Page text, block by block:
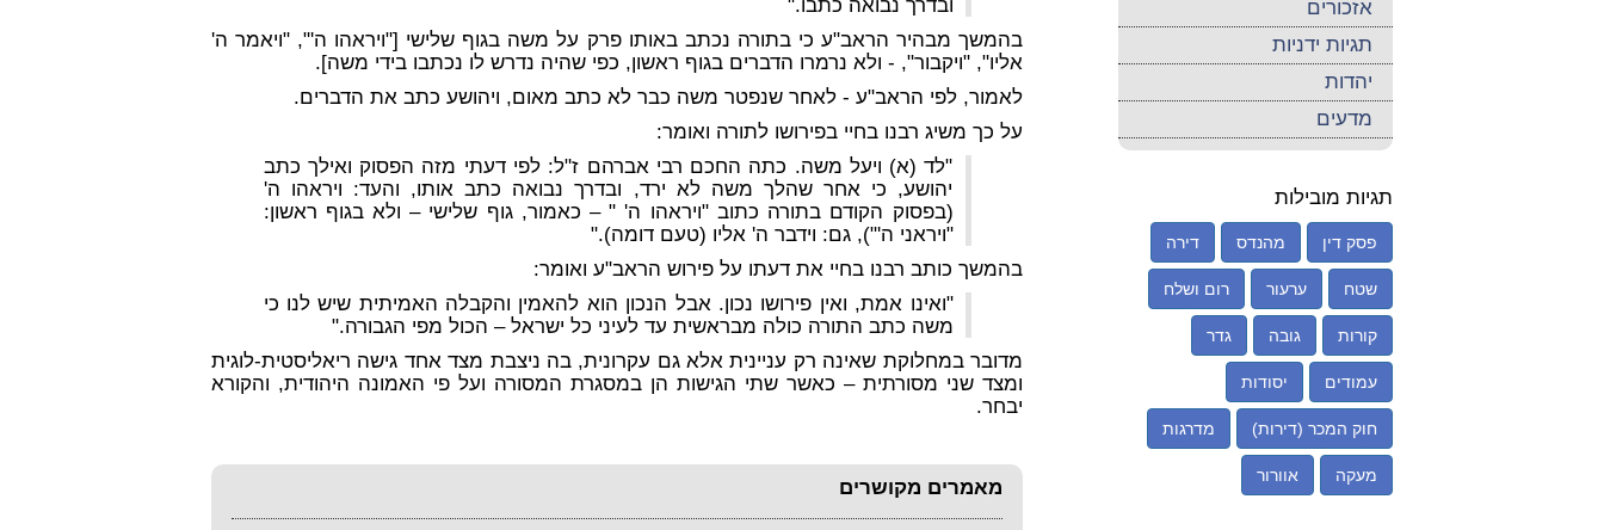
ובדרך נבואה כתבו."
בהמשך מבהיר הראב"ע כי בתורה נכתב באותו פרק על משה בגוף שלישי ["ויראהו ה'", "ויאמר ה'
אליו", "ויקבור", - ולא נרמרו הדברים בגוף ראשון, כפי שהיה נדרש לו נכתבו בידי משה].
לאמור, לפי הראב"ע - לאחר שנפטר משה כבר לא כתב מאום, ויהושע כתב את הדברים.
על כך משיג רבנו בחיי בפירושו לתורה ואומר:
"לד (א) ויעל משה. כתה החכם רבי אברהם ז"ל: לפי דעתי מזה הפסוק ואילך כתב
יהושע, כי אחר שהלך משה לא ירד, ובדרך נבואה כתב אותו, והעד: ויראהו ה'
(בפסוק הקודם בתורה כתוב "ויראהו ה' " – כאמור, גוף שלישי – ולא בגוף ראשון:
"ויראני ה'"), גם: וידבר ה' אליו (טעם דומה)."
בהמשך כותב רבנו בחיי את דעתו על פירוש הראב"ע ואומר:
"ואינו אמת, ואין פירושו נכון. אבל הנכון הוא להאמין והקבלה האמיתית שיש לנו כי
משה כתב התורה כולה מבראשית עד לעיני כל ישראל – הכול מפי הגבורה."
מדובר במחלוקת שאינה רק עניינית אלא גם עקרונית, בה ניצבת מצד אחד גישה ריאליסטית-לוגית
ומצד שני מסורתית – כאשר שתי הגישות הן במסגרת המסורה ועל פי האמונה היהודית, והקורא
יבחר.
מאמרים מקושרים
אזכורים
תגיות ידניות
יהדות
מדעים
תגיות מובילות
פסק דין מהנדס דירה
שטח ערעור רום ושלח
קורות גובה גדר
עמודים יסודות
חוק המכר (דירות) מדרגות
מעקה אוורור